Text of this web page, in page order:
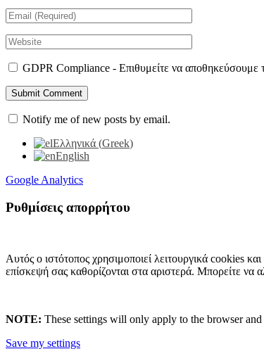
GDPR Compliance - Επιθυμείτε να αποθηκεύσουμε
Notify me of new posts by email.
Ελληνικά (Greek)
English
Google Analytics
Ρυθμίσεις απορρήτου
Αυτός ο ιστότοπος χρησιμοποιεί λειτουργικά cookies
επίσκεψή σας καθορίζονται στα αριστερά. Μπορείτε να
NOTE: These settings will only apply to the browser
Save my settings